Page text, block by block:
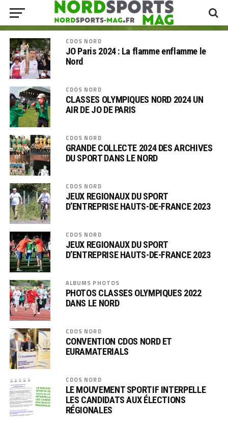
CDOS NORD
JO Paris 2024 : La flamme enflamme le
Nord
CDOS NORD
CLASSES OLYMPIQUES NORD 2024 UN
AIR DE JO DE PARIS
CDOS NORD
GRANDE COLLECTE 2024 DES ARCHIVES
DU SPORT DANS LE NORD
CDOS NORD
JEUX REGIONAUX DU SPORT
D’ENTREPRISE HAUTS-DE-FRANCE 2023
CDOS NORD
JEUX REGIONAUX DU SPORT
D’ENTREPRISE HAUTS-DE-FRANCE 2023
ALBUMS PHOTOS
PHOTOS CLASSES OLYMPIQUES 2022
DANS LE NORD
CDOS NORD
CONVENTION CDOS NORD ET
EURAMATERIALS
CDOS NORD
LE MOUVEMENT SPORTIF INTERPELLE
LES CANDIDATS AUX ÉLECTIONS
RÉGIONALES